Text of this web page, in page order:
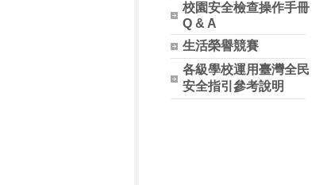
校園安全檢查操作手冊
Q & A
生活榮譽競賽
各級學校運用臺灣全民
安全指引參考說明